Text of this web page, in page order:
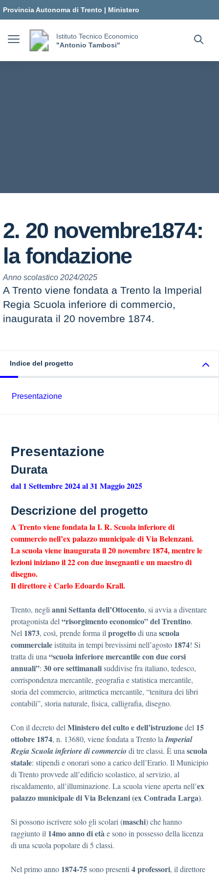
Provincia Autonoma di Trento | Ministero
dell'Istruzione e del Merito
Istituto Tecnico Economico
"Antonio Tambosi"
2. 20 novembre1874:
la fondazione
Anno scolastico 2024/2025
A Trento viene fondata a Trento la Imperial
Regia Scuola inferiore di commercio,
inaugurata il 20 novembre 1874.
Indice del progetto
Presentazione
Presentazione
Durata
dal 1 Settembre 2024 al 31 Maggio 2025
Descrizione del progetto
A Trento viene fondata la I. R. Scuola inferiore di
commercio nell’ex palazzo municipale di Via Belenzani.
La scuola viene inaugurata il 20 novembre 1874, mentre le
lezioni iniziano il 22 con due insegnanti e un maestro di
disegno.
Il direttore è Carlo Edoardo Krall.
Trento, negli anni Settanta dell’Ottocento, si avvia a diventare
protagonista del “risorgimento economico” del Trentino.
Nel 1873, così, prende forma il progettodi una scuola
commercialeistituita in tempi brevissimi nell’agosto 1874! Si
tratta di una “scuola inferiore mercantile con due corsi
annuali”: 30 ore settimanalisuddivise fra italiano, tedesco,
corrispondenza mercantile, geografia e statistica mercantile,
storia del commercio, aritmetica mercantile, “tenitura dei libri
contabili”, storia naturale, fisica, calligrafia, disegno.
Con il decreto del Ministero del culto e dell’istruzionedel 15
ottobre 1874, n. 13680, viene fondata a Trento la Imperial
Regia Scuola inferiore di commercio di tre classi. È una scuola
statale: stipendi e onorari sono a carico dell’Erario. Il Municipio
di Trento provvede all’edificio scolastico, al servizio, al
riscaldamento, all’illuminazione. La scuola viene aperta nell’ex
palazzo municipale di Via Belenzani (ex Contrada Larga).
Si possono iscrivere solo gli scolari (maschi) che hanno
raggiunto il 14mo anno di etàe sono in possesso della licenza
di una scuola popolare di 5 classi.
Nel primo anno 1874-75sono presenti 4 professori, il direttore